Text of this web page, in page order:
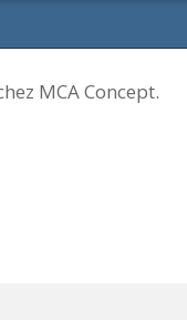
MCA Concept.